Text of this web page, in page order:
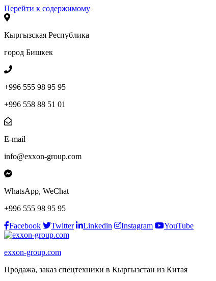
Перейти к содержимому
Кыргызская Республика
город Бишкек
+996 555 98 95 95
+996 558 88 51 01
E-mail
info@exxon-group.com
WhatsApp, WeChat
+996 555 98 95 95
Facebook
Twitter Linkedin Instagram YouTube
exxon-group.com
Продажа, заказ спецтехники в Кыргызстан из Китая